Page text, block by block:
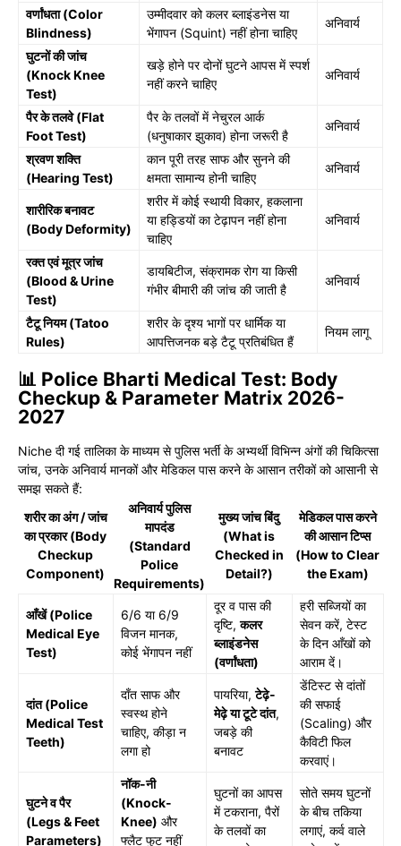
वर्णांधता (Color
Blindness)
उम्मीदवार को कलर ब्लाइंडनेस या
भेंगापन (Squint) नहीं होना चाहिए
अनिवार्य
घुटनों की जांच
(Knock Knee
Test)
खड़े होने पर दोनों घुटने आपस में स्पर्श
नहीं करने चाहिए
अनिवार्य
पैर के तलवे (Flat
Foot Test)
पैर के तलवों में नेचुरल आर्क
(धनुषाकार झुकाव) होना जरूरी है
अनिवार्य
श्रवण शक्ति
(Hearing Test)
कान पूरी तरह साफ और सुनने की
क्षमता सामान्य होनी चाहिए
अनिवार्य
शारीरिक बनावट
(Body Deformity)
शरीर में कोई स्थायी विकार, हकलाना
या हड्डियों का टेढ़ापन नहीं होना
चाहिए
अनिवार्य
रक्त एवं मूत्र जांच
(Blood & Urine
Test)
डायबिटीज, संक्रामक रोग या किसी
गंभीर बीमारी की जांच की जाती है
अनिवार्य
टैटू नियम (Tatoo
Rules)
शरीर के दृश्य भागों पर धार्मिक या
आपत्तिजनक बड़े टैटू प्रतिबंधित हैं
नियम लागू
📊 Police Bharti Medical Test: Body
Checkup & Parameter Matrix 2026-
2027
Niche दी गई तालिका के माध्यम से पुलिस भर्ती के अभ्यर्थी विभिन्न अंगों की चिकित्सा
जांच, उनके अनिवार्य मानकों और मेडिकल पास करने के आसान तरीकों को आसानी से
समझ सकते हैं:
शरीर का अंग / जांच
का प्रकार (Body
Checkup
Component)
अनिवार्य पुलिस
मापदंड
(Standard
Police
Requirements)
मुख्य जांच बिंदु
(What is
Checked in
Detail?)
मेडिकल पास करने
की आसान टिप्स
(How to Clear
the Exam)
आँखें (Police
Medical Eye
Test)
6/6 या 6/9
विजन मानक,
कोई भेंगापन नहीं
दूर व पास की
दृष्टि,कलर
ब्लाइंडनेस
(वर्णांधता)
हरी सब्जियों का
सेवन करें, टेस्ट
के दिन आँखों को
आराम दें।
दांत (Police
Medical Test
Teeth)
दाँत साफ और
स्वस्थ होने
चाहिए, कीड़ा न
लगा हो
पायरिया,टेढ़े-
मेढ़े या टूटे दांत,
जबड़े की
बनावट
डेंटिस्ट से दांतों
की सफाई
(Scaling) और
कैविटी फिल
करवाएं।
घुटने व पैर
(Legs & Feet
Parameters)
नॉक-नी
(Knock-
Knee) और
फ्लैट फुट नहीं
घुटनों का आपस
में टकराना, पैरों
के तलवों का
सोते समय घुटनों
के बीच तकिया
लगाएं, कर्व वाले